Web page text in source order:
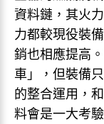
資料鏈，其火
力都較現役裝
銷也相應提高
車」，但裝備
的整合運用，
料會是一大考驗